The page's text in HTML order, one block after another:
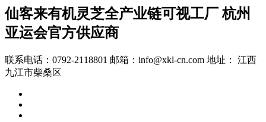
仙客来有机灵芝全产业链可视工厂 杭州
亚运会官方供应商
联系电话：0792-2118801 邮箱：info@xkl-cn.com 地址： 江西
九江市柴桑区